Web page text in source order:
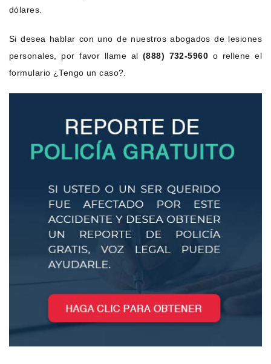
dólares.
Si desea hablar con uno de nuestros abogados de lesiones
personales, por favor llame al (888) 732-5960 o rellene el
formulario ¿Tengo un caso?.